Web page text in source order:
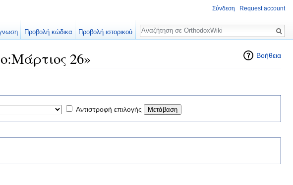
Βοήθεια
26»
Αντιστροφή επιλογής
Σύνδεση Request account
Προβολή κώδικα Προβολή ιστορικού
Αναζήτηση